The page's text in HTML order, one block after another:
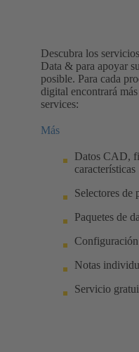
Descubra los
Data & para apoyar
posible. Para cada
digital encontrará
services:
Más
Datos CAD,
características
Selectores de
Paquetes de
Notas
Servicio